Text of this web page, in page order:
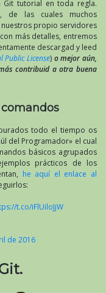
Git tutorial en toda regla.
de las cuales muchos
propio servidores
más detalles, entremos
descargad y leed
Public License) o mejor aún,
contribuid a otra buena
todo el tiempo os
del Programador» el cual
básicos agrupados
prácticos de los
he aquí el enlace al
t.co/iFlUiloJjW
de 2016